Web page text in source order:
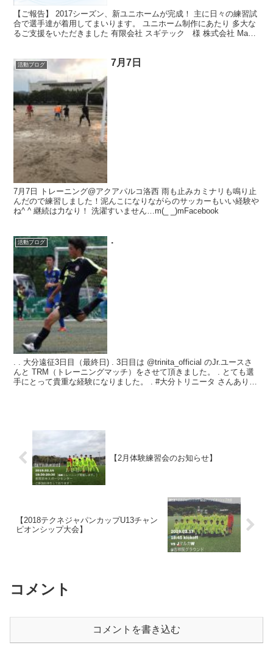
【ご報告】 2017シーズン、新ユニホームが完成！ 主に日々の練習試
合で選手達が着用してまいります。 ユニホーム制作にあたり 多大な
るご支援をいただきました 有限会社 スギテック 様 株式会社 Make
活動ブログ 7月7日
7月7日 トレーニング@アクアパルコ洛西 雨も止みカミナリも鳴り止
んだので練習しました！泥んこになりながらのサッカーもいい経験や
ね^ ^ 継続は力なり！ 洗濯すいません…m(_ _)mFacebook
活動ブログ .
. . 大分遠征3日目（最終日) . 3日目は @trinita_official のJr.ユースさ
んと TRM（トレーニングマッチ）をさせて頂きました。 . とても選
手にとって貴重な経験になりました。 . #大分トリニータ さんありが
【2月体験練習会のお知らせ】
【2018テクネジャパンカップU13チャン
ピオンシップ大会】
コメント
コメントを書き込む